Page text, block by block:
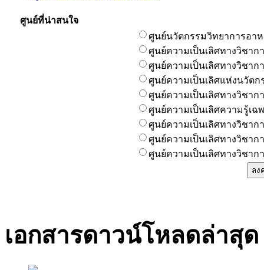
ศูนย์ที่น่าสนใจ
ศูนย์นวัตกรรมวิทยาการอา
ศูนย์ความเป็นเลิศทางวิชาก
ศูนย์ความเป็นเลิศทางวิชา
ศูนย์ความเป็นเลิศแห่งนวัตก
ศูนย์ความเป็นเลิศทางวิชาก
ศูนย์ความเป็นเลิศความรู้เ
ศูนย์ความเป็นเลิศทางวิชาก
ศูนย์ความเป็นเลิศทางวิชาก
ศูนย์ความเป็นเลิศทางวิชาก
เอกสารดาวน์โหลดล่าสุด